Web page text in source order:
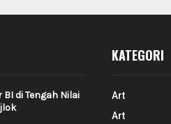
di Tengah Nilai
KATEGORI
Art
Art